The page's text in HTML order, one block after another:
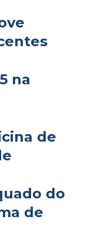
na
de
do
de